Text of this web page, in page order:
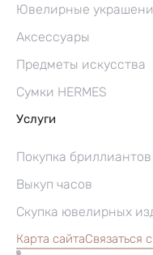
Ювелирные
Аксессуары
Предметы искусства
Сумки HERMES
Услуги
Покупка бриллиантов
Выкуп часов
Скупка ювелирных
Карта сайтаСвязаться